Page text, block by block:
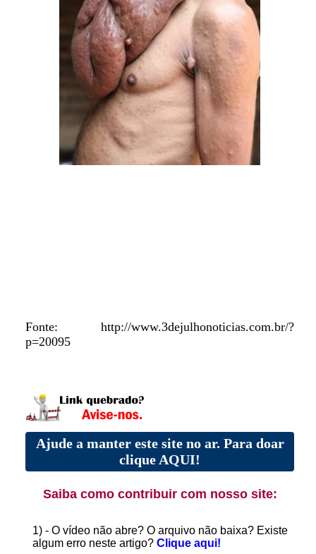
Fonte: http://www.3dejulhonoticias.com.br/?
p=20095
Ajude a manter este site no ar. Para doar
clique AQUI!
Saiba como contribuir com nosso site:
1) - O vídeo não abre? O arquivo não baixa? Existe
algum erro neste artigo? Clique aqui!